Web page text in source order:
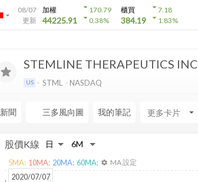
arrow_drop_down
08/07
更新
加權
44225.91
arrow_drop_down170.79
arrow_drop_down0.38%
櫃買
384.19
arrow_drop_down7.18
arrow_drop_down1.83%
STEMLINE THERAPEUTICS INC
US STML NASDAQ
新聞 三多風向圖 我的筆記 arrow_drop_down
股價K線
2020/07/07
5MA: 10MA: 20MA: 60MA: settings MA 設定